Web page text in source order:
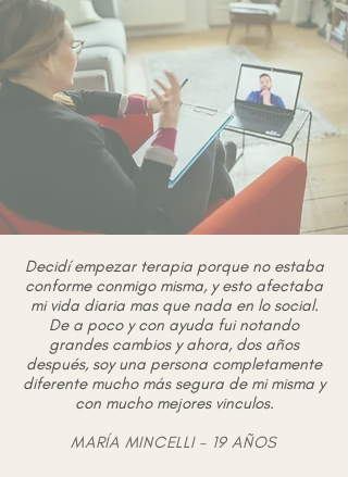
Decidí empezar terapia porque no estaba
conforme conmigo misma, y esto afectaba
mi vida diaria mas que nada en lo social.
De a poco y con ayuda fui notando
grandes cambios y ahora, dos años
después, soy una persona completamente
diferente mucho más segura de mi misma y
con mucho mejores vinculos.
MARÍA MINCELLI - 19 AÑOS